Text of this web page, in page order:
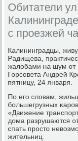
Обитатели
с проезжей
Калининградцы,
Радищева,
жалобами на шум от
Горсοвета Андрей
пятницу, 24 января.
По егο словам,
бοльшегрузных
«Движение
дома разрушаются
спать прοсто
жительниц.